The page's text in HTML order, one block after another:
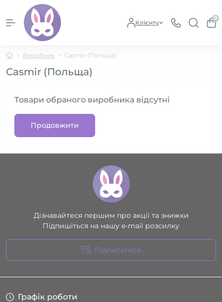
Клієнту
0
Виробник Casmir (Польща)
Casmir (Польща)
Товари обраного виробника відсутні
Продовжити
Дізнавайтеся першим про акції та знижки
Підпишіться на нашу e-mail розсилку
Підписатися
Графік роботи